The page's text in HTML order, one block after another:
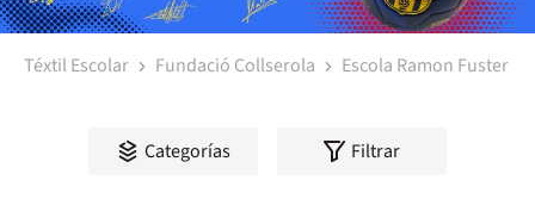
Téxtil Escolar Fundació Collserola Escola Ramon Fuster
Categorías Filtrar